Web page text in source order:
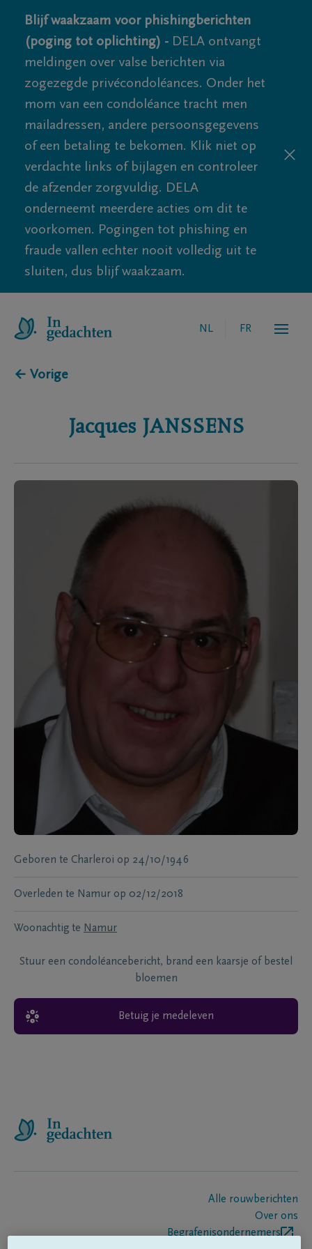
Blijf waakzaam voor phishingberichten
(poging tot oplichting) - DELA ontvangt
meldingen over valse berichten via
zogezegde privécondoléances. Onder het
mom van een condoléance tracht men
mailadressen, andere persoonsgegevens
of een betaling te bekomen. Klik niet op
verdachte links of bijlagen en controleer
de afzender zorgvuldig. DELA
onderneemt meerdere acties om dit te
voorkomen. Pogingen tot phishing en
fraude vallen echter nooit volledig uit te
sluiten, dus blijf waakzaam.
NL FR
← Vorige
Jacques JANSSENS
Geboren te Charleroi op 24/10/1946
Overleden te Namur op 02/12/2018
Woonachtig te Namur
Stuur een condoléancebericht, brand een kaarsje of bestel
bloemen
Betuig je medeleven
Alle rouwberichten
Over ons
Begrafenisondernemers